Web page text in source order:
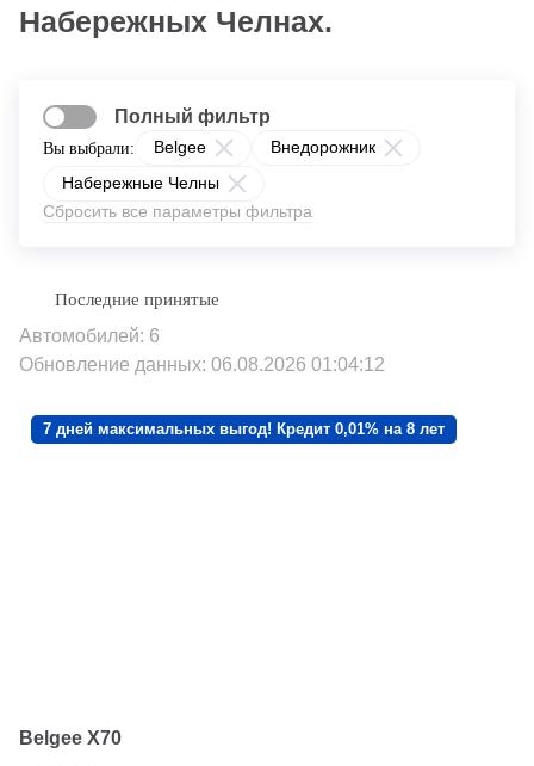
Набережных Челнах.
Вы выбрали: Belgee
Внедорожник
Набережные Челны
Сбросить все параметры фильтра
Полный фильтр
Автомобилей: 6
Обновление данных: 06.08.2026 01:04:12
7 дней максимальных выгод! Кредит 0,01% на 8 лет
Belgee X70